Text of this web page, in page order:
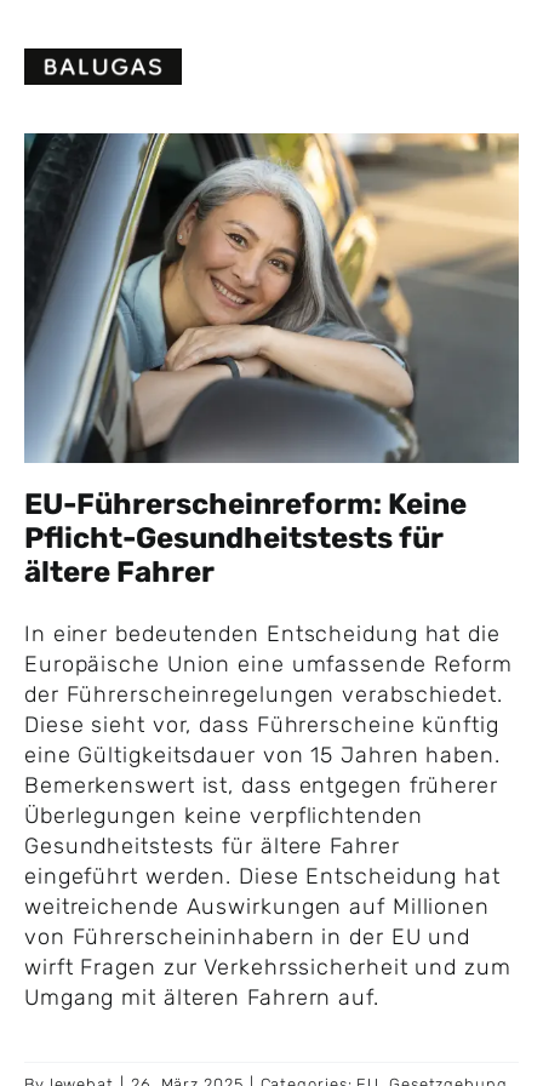
content
EU-Führerscheinreform: Keine
Pflicht-Gesundheitstests für
ältere Fahrer
In einer bedeutenden Entscheidung hat die
Europäische Union eine umfassende Reform
der Führerscheinregelungen verabschiedet.
Diese sieht vor, dass Führerscheine künftig
eine Gültigkeitsdauer von 15 Jahren haben.
Bemerkenswert ist, dass entgegen früherer
Überlegungen keine verpflichtenden
Gesundheitstests für ältere Fahrer
eingeführt werden. Diese Entscheidung hat
weitreichende Auswirkungen auf Millionen
von Führerscheininhabern in der EU und
wirft Fragen zur Verkehrssicherheit und zum
Umgang mit älteren Fahrern auf.